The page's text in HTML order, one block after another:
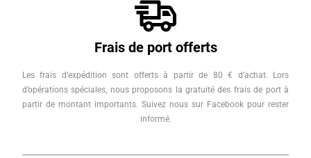
Frais de port offerts
Les frais d’expédition sont offerts à partir de 80 € d’achat. Lors
d’opérations spéciales, nous proposons la gratuité des frais de port à
partir de montant importants. Suivez nous sur Facebook pour rester
informé.